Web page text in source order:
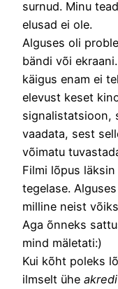
surnud. Minu
elusad ei ole.
Alguses oli
bändi või
käigus enam ei
elevust keset
signalistatsioon,
vaadata, sest
võimatu
Filmi lõpus
tegelase.
milline neist
Aga õnneks
mind mäletati:)
Kui kõht poleks
ilmselt ühe